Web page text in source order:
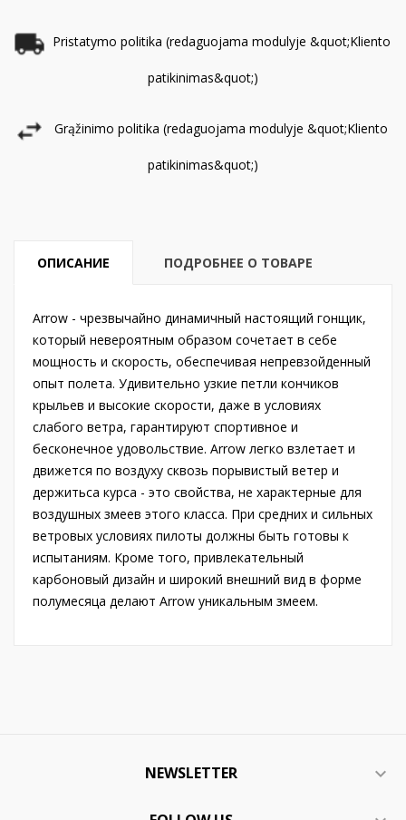
Pristatymo politika (redaguojama modulyje &quot;Kliento
patikinimas&quot;)
Grąžinimo politika (redaguojama modulyje &quot;Kliento
patikinimas&quot;)
ОПИСАНИЕ ПОДРОБНЕЕ О ТОВАРЕ
Arrow - чрезвычайно динамичный настоящий гонщик,
который невероятным образом сочетает в себе
мощность и скорость, обеспечивая непревзойденный
опыт полета. Удивительно узкие петли кончиков
крыльев и высокие скорости, даже в условиях
слабого ветра, гарантируют спортивное и
бесконечное удовольствие. Arrow легко взлетает и
движется по воздуху сквозь порывистый ветер и
держитьса курса - это свойства, не характерные для
воздушных змеев этого класса. При средних и сильных
ветровых условиях пилоты должны быть готовы к
испытаниям. Кроме того, привлекательный
карбоновый дизайн и широкий внешний вид в форме
полумесяца делают Arrow уникальным змеем.
NEWSLETTER 